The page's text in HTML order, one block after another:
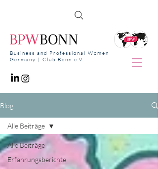
Business and Professional Women
Germany | Club Bonn e.V.
Blog
Alle Beiträge
Erfahrungsberichte
Alle Beiträge